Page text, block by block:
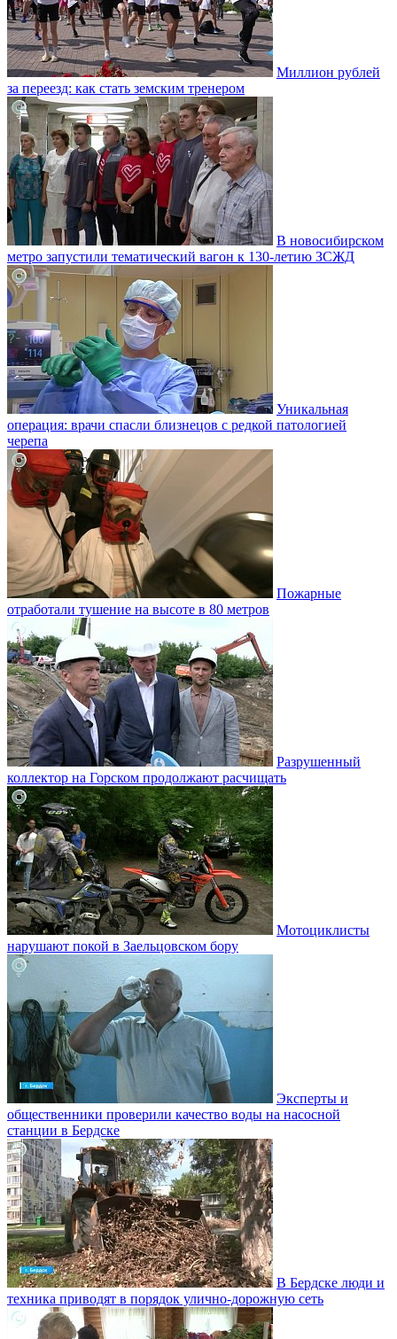
Миллион рублей
за переезд: как стать земским тренером
В новосибирском
метро запустили тематический вагон к 130-летию ЗСЖД
Уникальная
операция: врачи спасли близнецов с редкой патологией
черепа
Пожарные
отработали тушение на высоте в 80 метров
Разрушенный
коллектор на Горском продолжают расчищать
Мотоциклисты
нарушают покой в Заельцовском бору
Эксперты и
общественники проверили качество воды на насосной
станции в Бердске
В Бердске люди и
техника приводят в порядок улично‑дорожную сеть